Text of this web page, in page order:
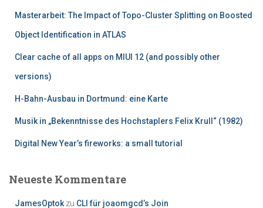
Masterarbeit: The Impact of Topo-Cluster Splitting on Boosted
Object Identification in ATLAS
Clear cache of all apps on MIUI 12 (and possibly other
versions)
H-Bahn-Ausbau in Dortmund: eine Karte
Musik in „Bekenntnisse des Hochstaplers Felix Krull“ (1982)
Digital New Year’s fireworks: a small tutorial
Neueste Kommentare
JamesOptok zu CLI für joaomgcd’s Join